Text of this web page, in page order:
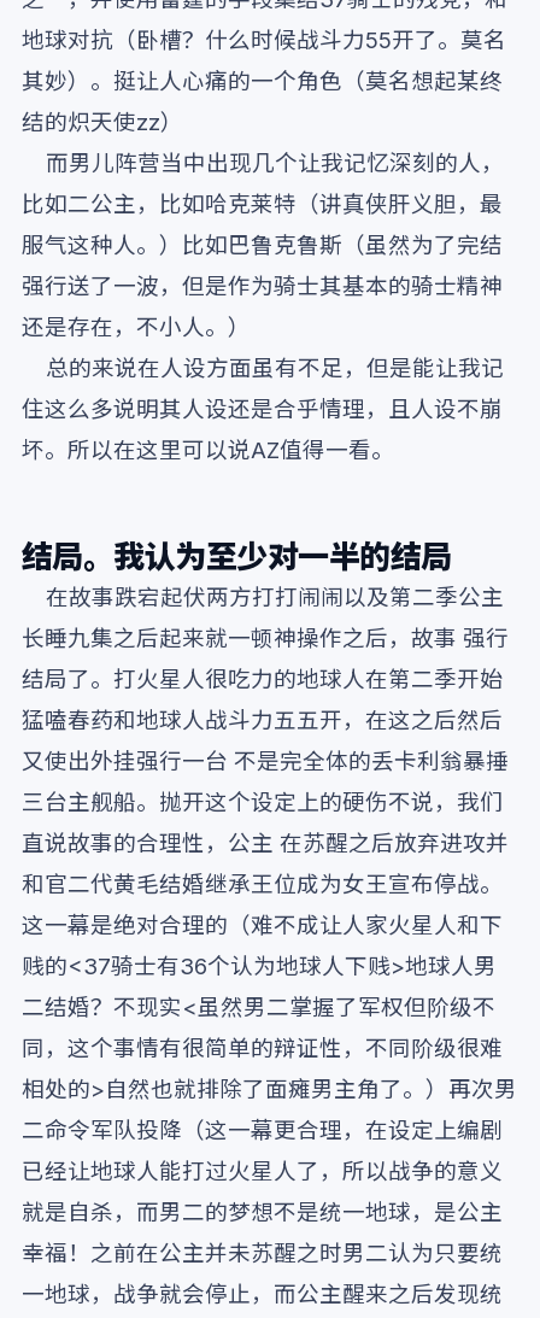
地球对抗（卧槽？什么时候战斗力55开了。莫名
其妙）。挺让人心痛的一个角色（莫名想起某终
结的炽天使zz）
而男儿阵营当中出现几个让我记忆深刻的人，
比如二公主，比如哈克莱特（讲真侠肝义胆，最
服气这种人。）比如巴鲁克鲁斯（虽然为了完结
强行送了一波，但是作为骑士其基本的骑士精神
还是存在，不小人。）
总的来说在人设方面虽有不足，但是能让我记
住这么多说明其人设还是合乎情理，且人设不崩
坏。所以在这里可以说AZ值得一看。
结局。我认为至少对一半的结局
在故事跌宕起伏两方打打闹闹以及第二季公主
长睡九集之后起来就一顿神操作之后，故事 强行
结局了。打火星人很吃力的地球人在第二季开始
猛嗑春药和地球人战斗力五五开，在这之后然后
又使出外挂强行一台 不是完全体的丢卡利翁暴捶
三台主舰船。抛开这个设定上的硬伤不说，我们
直说故事的合理性，公主 在苏醒之后放弃进攻并
和官二代黄毛结婚继承王位成为女王宣布停战。
这一幕是绝对合理的（难不成让人家火星人和下
贱的<37骑士有36个认为地球人下贱>地球人男
二结婚？不现实<虽然男二掌握了军权但阶级不
同，这个事情有很简单的辩证性，不同阶级很难
相处的>自然也就排除了面瘫男主角了。）再次男
二命令军队投降（这一幕更合理，在设定上编剧
已经让地球人能打过火星人了，所以战争的意义
就是自杀，而男二的梦想不是统一地球，是公主
幸福！之前在公主并未苏醒之时男二认为只要统
一地球，战争就会停止，而公主醒来之后发现统